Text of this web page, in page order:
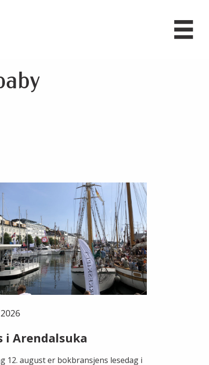
i Arendalsuka
12. august er bokbransjens lesedag i